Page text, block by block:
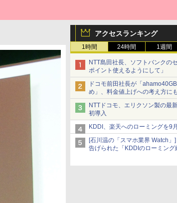
アクセスランキング
1時間 24時間 1週間
NTT島田社長、ソフトバンクの
ポイント使えるようにして」
ドコモ前田社長が「
め」、料金値上げへの考え方に
NTTドコモ、エリクソン製の最
初導入
KDDI、楽天へのローミングを9
[石川温の「スマホ業界 Watch」]
告げられた「KDDIのローミング
マップの落とし穴と楽天モバイ